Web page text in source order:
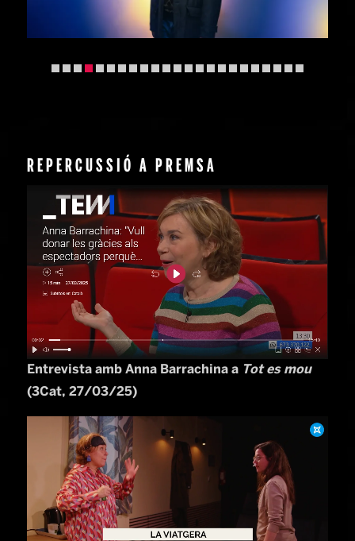
REPERCUSSIÓ A PREMSA
Entrevista amb Anna Barrachina a Tot es mou
(3Cat, 27/03/25)